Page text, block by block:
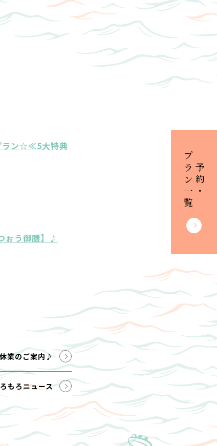
ご予約・
プラン一覧
ラン☆≪5大特典
ぉう御膳】♪
業のご案内♪
もろニュース